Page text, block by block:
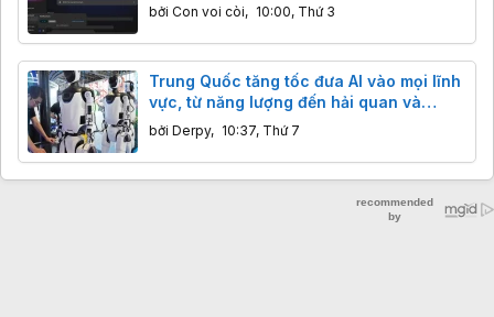
Thông tin bạn cần biết
bởi Con voi còi, 10:00, Thứ 3
Trung Quốc tăng tốc đưa AI vào mọi lĩnh
vực, từ năng lượng đến hải quan và
logistics
bởi Derpy, 10:37, Thứ 7